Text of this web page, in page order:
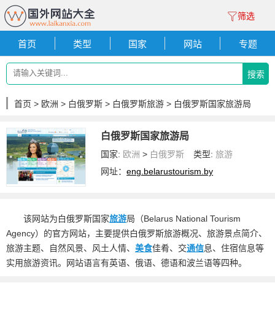
筛选
首页 类型 国家 网站 专题
搜索
首页 > 欧洲 > 白俄罗斯 > 白俄罗斯旅游 > 白俄罗斯国家旅游局
白俄罗斯国家旅游局
国家: 欧洲 > 白俄罗斯 类型: 旅游
网址：eng.belarustourism.by
该网站为白俄罗斯国家旅游局（Belarus National Tourism
Agency）的官方网站，主要提供白俄罗斯旅游概况、旅游景点简介、
旅游主题、自然风景、风土人情、 美食佳肴、交通信息、住宿信息等
实用旅游资讯。网站语言有英语、俄语、德语和波兰语等四种。